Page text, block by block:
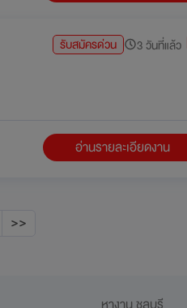
รับสมัครด่วน 3 วันที่แล้ว
อ่านรายละเอียดงาน
>>